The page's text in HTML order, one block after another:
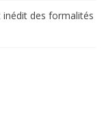
des formalités